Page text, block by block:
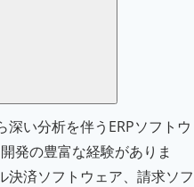
い分析を伴うERPソフトウ
発の豊富な経験がありま
決済ソフトウェア、請求ソフ